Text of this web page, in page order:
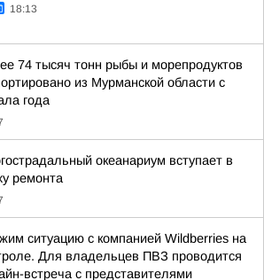
18:13
74 тысяч тонн рыбы и морепродуктов
из Мурманской области с
года
океанариум вступает в
ремонта
ситуацию с компанией Wildberries на
Для владельцев ПВЗ проводится
встреча с представителями